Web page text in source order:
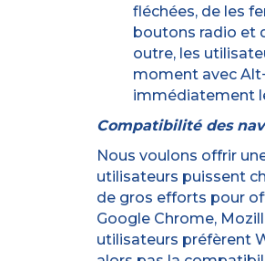
fléchées, de les
boutons radio et
outre, les
moment avec
immédiatement
Compatibilité des
Nous voulons offrir
utilisateurs puissent
de gros efforts pour
Google Chrome,
utilisateurs préfèrent